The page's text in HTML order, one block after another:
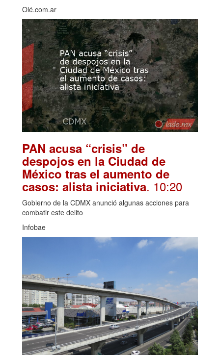
Olé.com.ar
PAN acusa “crisis” de
despojos en la Ciudad de
México tras el aumento de
casos: alista iniciativa. 10:20
Gobierno de la CDMX anunció algunas acciones para
combatir este delito
Infobae